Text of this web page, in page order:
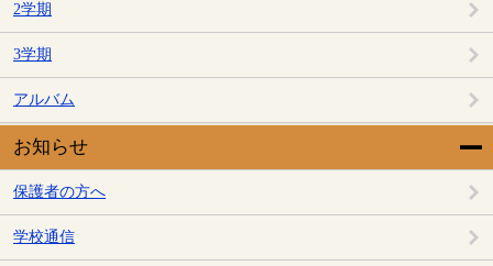
2学期
3学期
アルバム
お知らせ
保護者の方へ
学校通信